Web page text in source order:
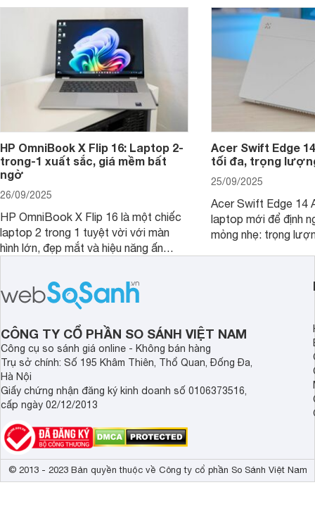
hút sự quan tâm lớn từ thị trường.
HP OmniBook X Flip 16: Laptop 2-
trong-1 xuất sắc, giá mềm bất
ngờ
26/09/2025
HP OmniBook X Flip 16 là một chiếc
laptop 2 trong 1 tuyệt vời với màn
hình lớn, đẹp mắt và hiệu năng ấn
mức giá vô cùng hấp dẫn, biến nó trở
thành một lựa chọn “đáng đồng tiền
bát gạo” trên thị trường.
Acer Swift Edge
tối đa, trọng
25/09/2025
Acer Swift Edge 14
laptop mới để định
mỏng nhẹ: trọng
năng AI hàng đầu,
CÔNG TY CỔ PHẦN SO SÁNH VIỆT NAM
Công cụ so sánh giá online - Không bán hàng
Trụ sở chính: Số 195 Khâm Thiên, Thổ Quan, Đống Đa,
Hà Nội
Giấy chứng nhận đăng ký kinh doanh số 0106373516,
cấp ngày 02/12/2013
© 2013 - 2023 Bản quyền thuộc về Công ty cổ phần So Sánh Việt Nam